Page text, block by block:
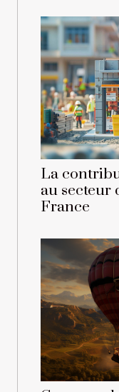
La
au secteur
France